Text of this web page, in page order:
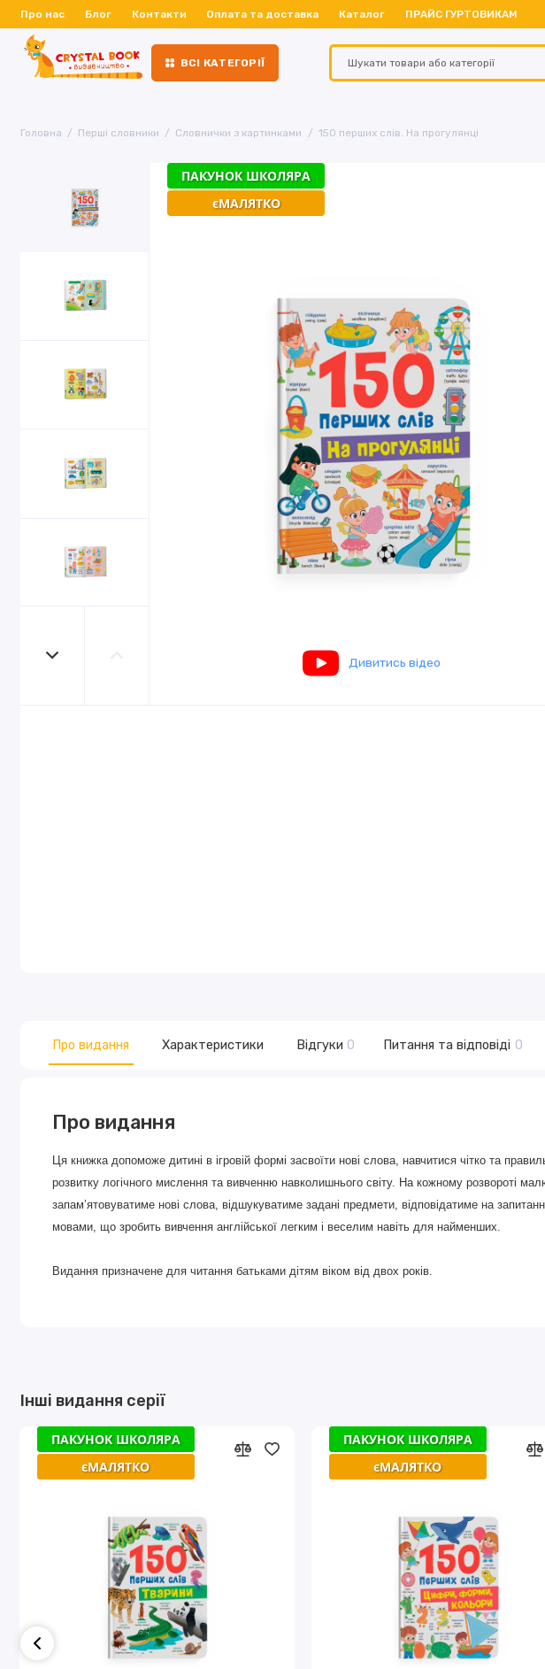
Про нас Блог Контакти Оплата та доставка Каталог ПРАЙС ГУРТОВИКАМ
ВСІ КАТЕГОРІЇ
Головна Перші словники Словнички з картинками 150 перших слів. На прогулянці
ПАКУНОК ШКОЛЯРА
єМАЛЯТКО
Дивитись відео
Про видання Характеристики Відгуки 0 Питання та відповіді 0
Про видання
Ця книжка допоможе дитині в ігровій формі засвоїти нові слова, навчитися чітко та
розвитку логічного мислення та вивченню навколишнього світу. На кожному розвороті
запам’ятовуватиме нові слова, відшукуватиме задані предмети, відповідатиме на
мовами, що зробить вивчення англійської легким і веселим навіть для найменших.
Видання призначене для читання батьками дітям віком від двох років.
Інші видання серії
ПАКУНОК ШКОЛЯРА
єМАЛЯТКО
ПАКУНОК ШКОЛЯРА
єМАЛЯТКО
ПАКУНОК ШКОЛЯРА
єМАЛЯТКО
ПАКУНОК ШКОЛЯРА
єМАЛЯТКО